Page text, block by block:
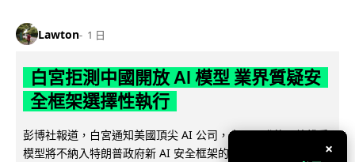
Lawton 1 日
白宮拒測中國開放 AI 模型 業界質疑安
全框架選擇性執行
彭博社報道，白宮通知美國頂尖 AI 公司，中國開發的開放權重
模型將不納入特朗普政府新 AI 安全框架的測試範圍。美國業界×